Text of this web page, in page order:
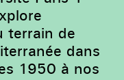
terrain de
dans
1950 à nos